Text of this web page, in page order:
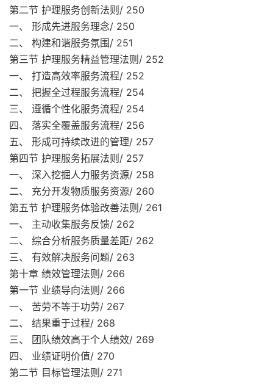
第二节 护理服务创新法则/ 250
一、 形成先进服务理念/ 250
二、 构建和谐服务氛围/ 251
第三节 护理服务精益管理法则/ 252
一、 打造高效率服务流程/ 252
二、 把握全过程服务流程/ 254
三、 遵循个性化服务流程/ 254
四、 落实全覆盖服务流程/ 256
五、 形成可持续改进的管理/ 257
第四节 护理服务拓展法则/ 257
一、 深入挖掘人力服务资源/ 258
二、 充分开发物质服务资源/ 260
第五节 护理服务体验改善法则/ 261
一、 主动收集服务反馈/ 262
二、 综合分析服务质量差距/ 262
三、 有效解决服务问题/ 263
第十章 绩效管理法则/ 266
第一节 业绩导向法则/ 266
一、 苦劳不等于功劳/ 267
二、 结果重于过程/ 268
三、 团队绩效高于个人绩效/ 269
四、 业绩证明价值/ 270
第二节 目标管理法则/ 271